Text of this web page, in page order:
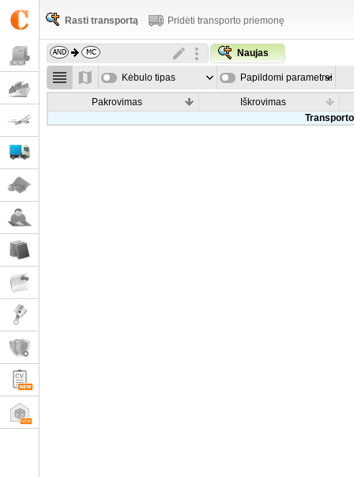
Rasti transportą Pridėti transporto priemonę
Naujas
Kėbulo tipas Papildomi parametrai
Pakrovimas
Iškrovimas